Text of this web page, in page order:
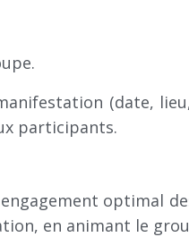
(date,
participants.
optimal
en animant le